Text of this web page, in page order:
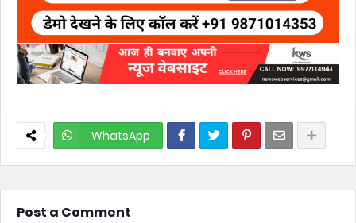
WhatsApp
Post a Comment